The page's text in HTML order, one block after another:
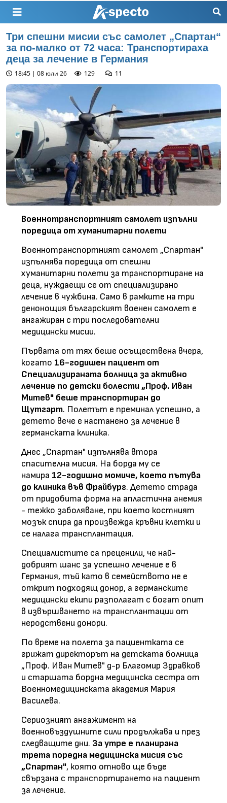
Три спешни мисии със самолет „Спартан“
за по-малко от 72 часа: Транспортираха
деца за лечение в Германия
18:45 | 08 юли 26 129 11
Военнотранспортният самолет изпълни
поредица от хуманитарни полети
Военнотранспортният самолет „Спартан"
изпълнява поредица от спешни
хуманитарни полети за транспортиране на
деца, нуждаещи се от специализирано
лечение в чужбина. Само в рамките на три
денонощия българският военен самолет е
ангажиран с три последователни
медицински мисии.
Първата от тях беше осъществена вчера,
когато 16-годишен пациент от
Специализираната болница за активно
лечение по детски болести „Проф. Иван
Митев" беше транспортиран до
Щутгарт. Полетът е преминал успешно, а
детето вече е настанено за лечение в
германската клиника.
Днес „Спартан" изпълнява втора
спасителна мисия. На борда му се
намира 12-годишно момиче, което пътува
до клиника във Фрайбург. Детето страда
от придобита форма на апластична анемия
- тежко заболяване, при което костният
мозък спира да произвежда кръвни клетки и
се налага трансплантация.
Специалистите са преценили, че най-
добрият шанс за успешно лечение е в
Германия, тъй като в семейството не е
открит подходящ донор, а германските
медицински екипи разполагат с богат опит
в извършването на трансплантации от
неродствени донори.
По време на полета за пациентката се
грижат директорът на детската болница
„Проф. Иван Митев" д-р Благомир Здравков
и старшата бордна медицинска сестра от
Военномедицинската академия Мария
Василева.
Сериозният ангажимент на
военновъздушните сили продължава и през
следващите дни. За утре е планирана
трета поредна медицинска мисия със
„Спартан", която отново ще бъде
свързана с транспортирането на пациент
за лечение.